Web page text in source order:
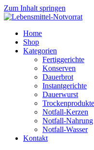
Zum Inhalt springen
Home
Shop
Kategorien
Fertiggerichte
Konserven
Dauerbrot
Instantgerichte
Dauerwurst
Trockenprodukte
Notfall-Kerzen
Notfall-Nahrung
Notfall-Wasser
Kontakt